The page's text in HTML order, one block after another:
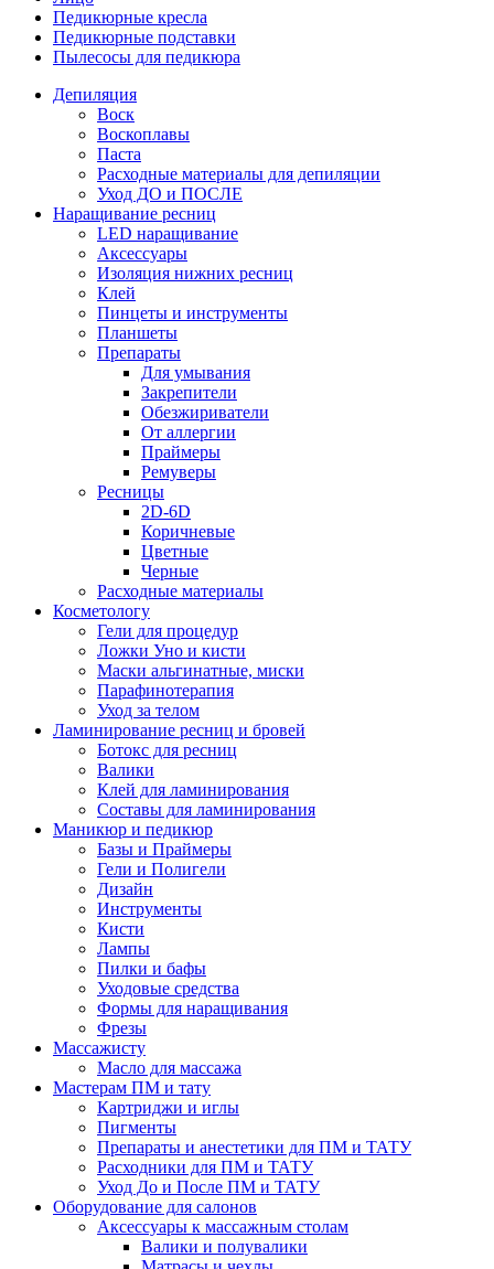
Педикюрные кресла
Педикюрные подставки
Пылесосы для педикюра
Депиляция
Воск
Воскоплавы
Паста
Расходные материалы для депиляции
Уход ДО и ПОСЛЕ
Наращивание ресниц
LED наращивание
Аксессуары
Изоляция нижних ресниц
Клей
Пинцеты и инструменты
Планшеты
Препараты
Для умывания
Закрепители
Обезжириватели
От аллергии
Праймеры
Ремуверы
Ресницы
2D-6D
Коричневые
Цветные
Черные
Расходные материалы
Косметологу
Гели для процедур
Ложки Уно и кисти
Маски альгинатные, миски
Парафинотерапия
Уход за телом
Ламинирование ресниц и бровей
Ботокс для ресниц
Валики
Клей для ламинирования
Составы для ламинирования
Маникюр и педикюр
Базы и Праймеры
Гели и Полигели
Дизайн
Инструменты
Кисти
Лампы
Пилки и бафы
Уходовые средства
Формы для наращивания
Фрезы
Массажисту
Масло для массажа
Мастерам ПМ и тату
Картриджи и иглы
Пигменты
Препараты и анестетики для ПМ и ТАТУ
Расходники для ПМ и ТАТУ
Уход До и После ПМ и ТАТУ
Оборудование для салонов
Аксессуары к массажным столам
Валики и полувалики